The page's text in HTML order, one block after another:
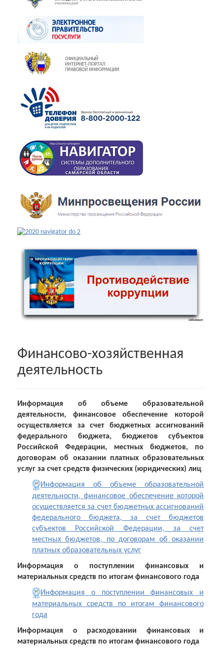
Финансово-хозяйственная
деятельность
Информация об объеме образовательной
деятельности, финансовое обеспечение которой
осуществляется за счет бюджетных ассигнований
федерального бюджета, бюджетов субъектов
Российской Федерации, местных бюджетов, по
договорам об оказании платных образовательных
услуг за счет средств физических (юридических) лиц
Информация об объеме образовательной
деятельности, финансовое обеспечение которой
осуществляется за счет бюджетных ассигнований
федерального бюджета, за счет бюджетов
субъектов Российской Федерации, за счет
местных бюджетов, по договорам об оказании
платных образовательных услуг
Информация о поступлении финансовых и
материальных средств по итогам финансового года
Информация о поступлении финансовых и
материальных средств по итогам финансового
года
Информация о расходовании финансовых и
материальных средств по итогам финансового года